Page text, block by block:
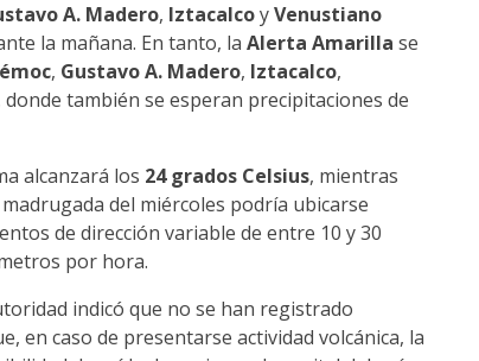
A. Madero, IztacalcoyVenustiano
la mañana. En tanto, la Alerta Amarilla se
, Gustavo A. Madero, Iztacalco,
donde también se esperan precipitaciones de
alcanzará los 24 grados Celsius, mientras
del miércoles podría ubicarse
de dirección variable de entre 10 y 30
por hora.
indicó que no se han registrado
en caso de presentarse actividad volcánica, la